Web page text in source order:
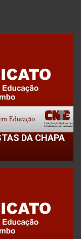
DA CHAPA